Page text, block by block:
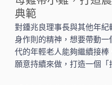
典範
對鍾兆良理事長與其他年
身作則的精神，想要帶動
代的年輕老人能夠繼續接
願意持續來做，打造一個「